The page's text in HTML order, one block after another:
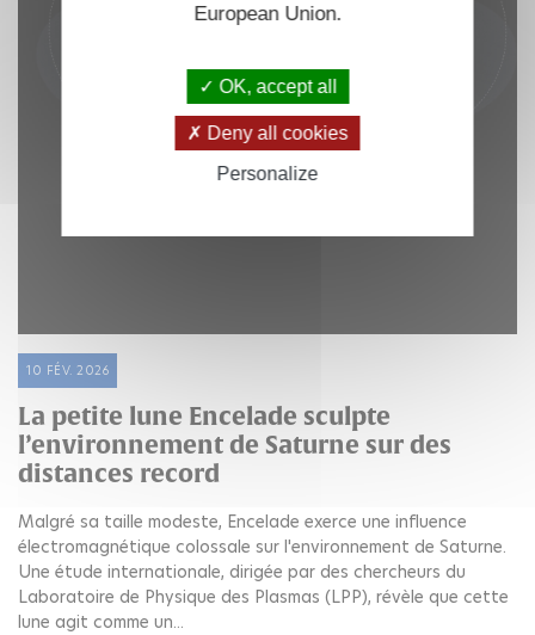
10 FÉV. 2026
La petite lune Encelade sculpte
l’environnement de Saturne sur des
distances record
Malgré sa taille modeste, Encelade exerce une influence
électromagnétique colossale sur l'environnement de Saturne.
Une étude internationale, dirigée par des chercheurs du
Laboratoire de Physique des Plasmas (LPP), révèle que cette
lune agit comme un...
European Union.
OK, accept all
Deny all cookies
Personalize